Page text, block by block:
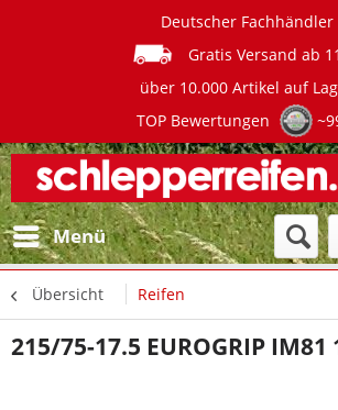
Deutscher Fachhändler
Gratis Versand ab
über 10.000 Artikel auf
TOP Bewertungen
Menü
Übersicht Reifen
215/75-17.5 EUROGRIP IM81